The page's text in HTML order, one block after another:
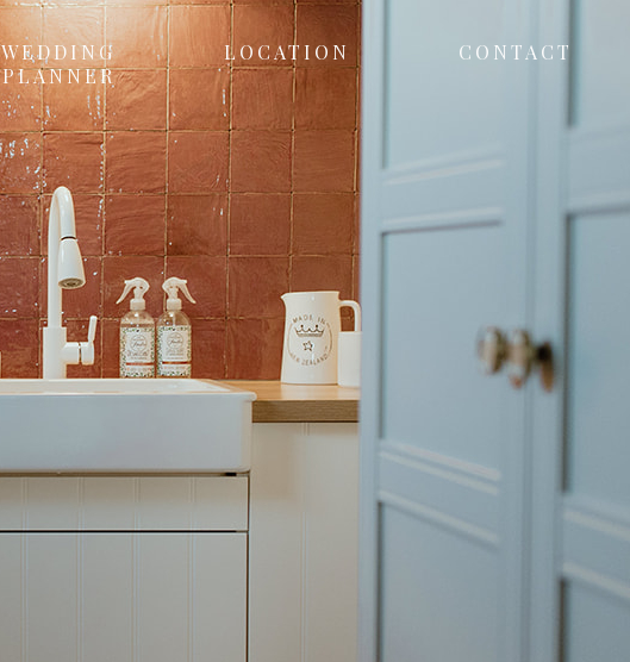
WEDDING
PLANNER
LOCATION CONTACT